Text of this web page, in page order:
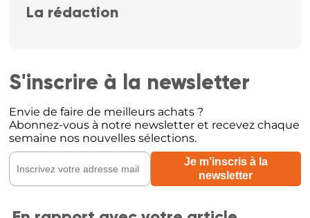
La rédaction
S'inscrire à la newsletter
Envie de faire de meilleurs achats ?
Abonnez-vous à notre newsletter et recevez chaque
semaine nos nouvelles sélections.